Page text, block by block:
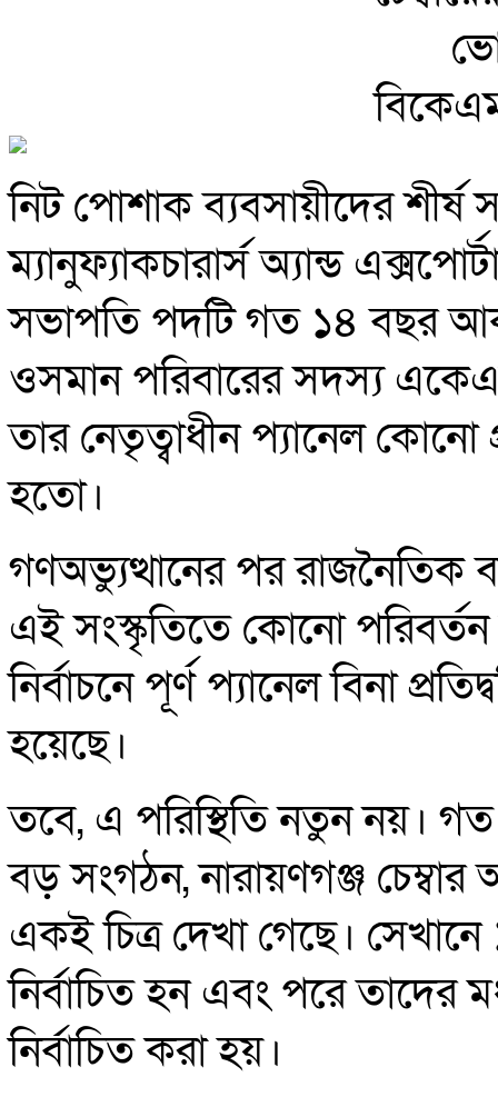
নিট পোশাক ব্যবসায়ীদের শীর্ষ
ম্যানুফ্যাকচারার্স অ্যান্ড
সভাপতি পদটি গত ১৪ বছর
ওসমান পরিবারের সদস্য
তার নেতৃত্বাধীন প্যানেল কোনো
হতো।
গণঅভ্যুত্থানের পর রাজনৈতিক
এই সংস্কৃতিতে কোনো
নির্বাচনে পূর্ণ প্যানেল বিনা
হয়েছে।
তবে, এ পরিস্থিতি নতুন নয়।
বড় সংগঠন, নারায়ণগঞ্জ চেম্বার
একই চিত্র দেখা গেছে। সেখানে
নির্বাচিত হন এবং পরে
নির্বাচিত করা হয়।